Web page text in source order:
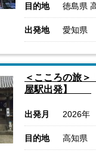
目的地 徳島県
出発地 愛知県
＜こころの旅
屋駅出発】
出発月 2026年
目的地 高知県